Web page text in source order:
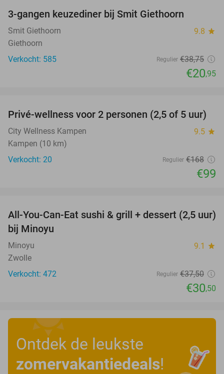
3-gangen keuzediner bij Smit Giethoorn
Smit Giethoorn 9.8 star
Giethoorn
Verkocht: 585
Regulier €38,75
€20,95
41%
Privé-wellness voor 2 personen (2,5 of 5 uur)
City Wellness Kampen 9.5 star
Kampen (10 km)
Verkocht: 20
Regulier €168
€99
19%
All-You-Can-Eat sushi & grill + dessert (2,5 uur)
bij Minoyu
Minoyu 9.1 star
Zwolle
Verkocht: 472
Regulier €37,50
€30,50
Ontdek de leukste
zomervakantiedeals!